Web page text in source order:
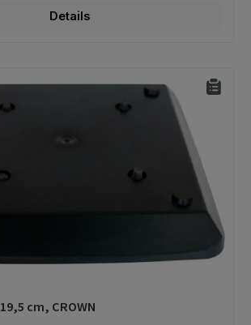
Details
Bewertung von 0 von 5 Sternen
cm, CROWN